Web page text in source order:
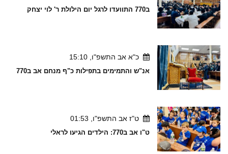
ב770 התוועדו לרגל יום הילולת ר' לוי יצחק
כ"א אב התשפ"ו, 15:10
אנ"ש והתמימים בתפילות כ"ף מנחם אב ב770
ט"ז אב התשפ"ו, 01:53
ט"ו אב ב770: הילדים הגיעו לראלי